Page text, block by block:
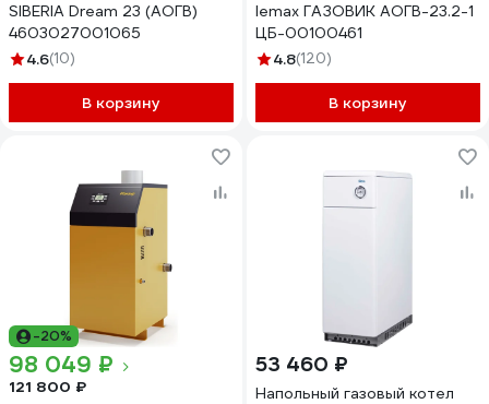
SIBERIA Dream 23 (АОГВ)
4603027001065
4.6(10)
В корзину
lemax ГАЗОВИК АОГВ-23.2-1
ЦБ-00100461
4.8(120)
В корзину
-20%
98 049 ₽
121 800 ₽
53 460 ₽
Напольный газовый котел